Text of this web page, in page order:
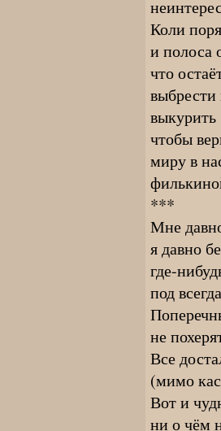
Коли
и полоса
что
выбрести
чтобы
миру в
***
Мне
я давно
где-
под
не
Все
(мимо
Вот и
ни о чём